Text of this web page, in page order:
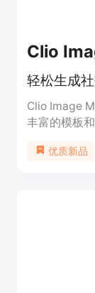
Clio
轻松生成
Clio Image
丰富的模板
优质新品